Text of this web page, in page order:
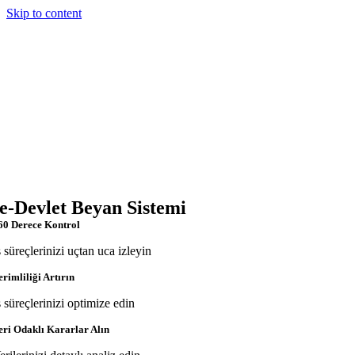
Skip to content
e-Devlet Beyan Sistemi
Derece Kontrol
süreçlerinizi uçtan uca izleyin
Artırın
süreçlerinizi optimize edin
Odaklı Kararlar Alın